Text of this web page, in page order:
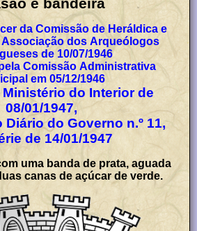
e bandeira
da Comissão de Heráldica e
Associação dos Arqueólogos
de 10/07/1946
Comissão Administrativa
em 05/12/1946
do Interior de
08/01/1947,
do Governo n.º 11,
de 14/01/1947
uma banda de prata, aguada
canas de açúcar de verde.